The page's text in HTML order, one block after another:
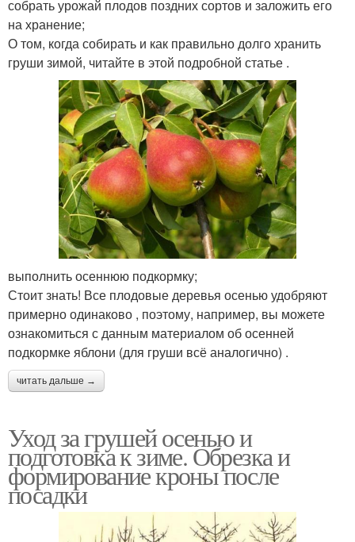
собрать урожай плодов поздних сортов и заложить его
на хранение;
О том, когда собирать и как правильно долго хранить
груши зимой, читайте в этой подробной статье .
выполнить осеннюю подкормку;
Стоит знать! Все плодовые деревья осенью удобряют
примерно одинаково , поэтому, например, вы можете
ознакомиться с данным материалом об осенней
подкормке яблони (для груши всё аналогично) .
читать дальше →
Уход за грушей осенью и
подготовка к зиме. Обрезка и
формирование кроны после
посадки